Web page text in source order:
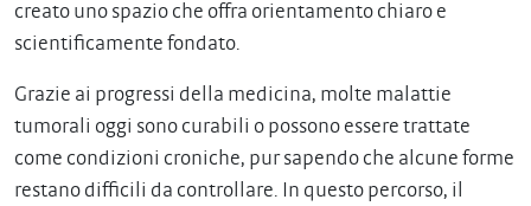
creato uno spazio che offra orientamento chiaro e
scientificamente fondato.
Grazie ai progressi della medicina, molte malattie
tumorali oggi sono curabili o possono essere trattate
come condizioni croniche, pur sapendo che alcune forme
restano difficili da controllare. In questo percorso, il